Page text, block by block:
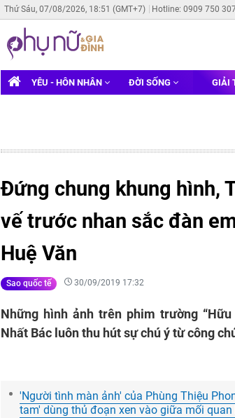
Thứ Sáu, 07/08/2026, 18:51 (GMT+7) Hotline: 0909 750
YÊU - HÔN NHÂN ĐỜI SỐNG GIẢI
Đứng chung khung hình,
vế trước nhan sắc đàn
Huệ Văn
Sao quốc tế 30/09/2019 17:32
Những hình ảnh trên phim trường
Nhất Bác luôn thu hút sự chú ý từ công
'Người tình màn ảnh' của Phùng Thiệu
tam' dùng thủ đoạn xen vào giữa mối quan